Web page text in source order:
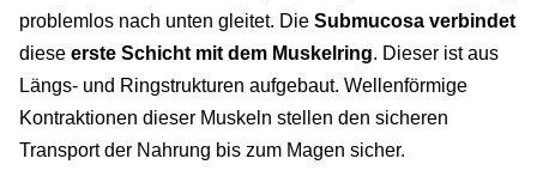
problemlos nach unten gleitet. Die Submucosa verbindet
diese erste Schicht mit dem Muskelring. Dieser ist aus
Längs- und Ringstrukturen aufgebaut. Wellenförmige
Kontraktionen dieser Muskeln stellen den sicheren
Transport der Nahrung bis zum Magen sicher.